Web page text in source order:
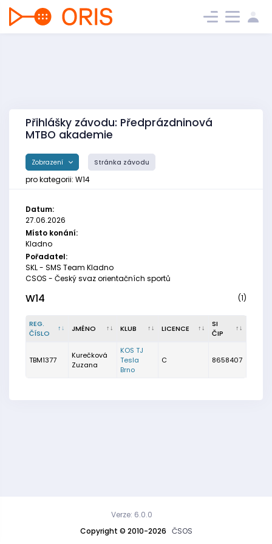
Přihlášky závodu: Předprázdninová
MTBO akademie
Zobrazení Stránka závodu
pro kategorii: W14
Datum:
27.06.2026
Místo konání:
Kladno
Pořadatel:
SKL - SMS Team Kladno
CSOS - Český svaz orientačních sportů
W14 (1)
REG.
ČÍSLO
JMÉNO KLUB LICENCE
SI
ČIP
TBM1377
Kurečková
Zuzana
KOS TJ
Tesla
Brno
C 8658407
Copyright © 2010-2026 ČSOS
Verze: 6.0.0